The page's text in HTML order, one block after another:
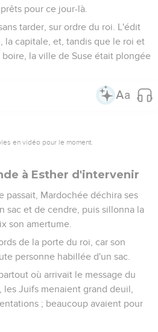
pour ce jour-là.
tarder, sur ordre du roi. L'édit
la capitale, et, tandis que le roi et
boire, la ville de Suse était plongée
en vidéo pour le moment.
à Esther d'intervenir
passait, Mardochée déchira ses
sac et de cendre, puis sillonna la
son amertume.
de la porte du roi, car son
personne habillée d'un sac.
où arrivait le message du
Juifs menaient grand deuil,
; beaucoup avaient pour